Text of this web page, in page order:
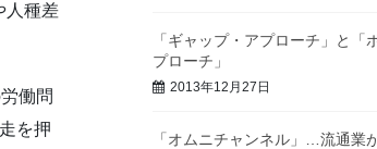
人種差
働問
を押
「ギャップ・アプローチ」と「
プローチ」
2013年12月27日
「オムニチャンネル」…流通業